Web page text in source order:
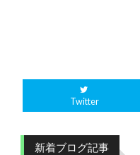
Twitter
新着ブログ記事